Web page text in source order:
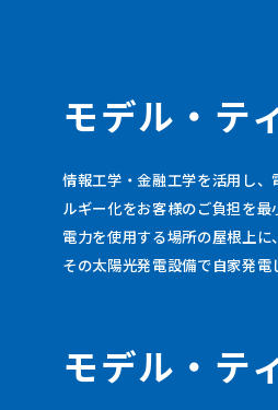
モデル ・ テ
情報工学・金融工学を活用し
ルギー化をお客様のご負担を最
電力を使用する場所の屋根上に
その太陽光発電設備で自家発
モデル ・ テ